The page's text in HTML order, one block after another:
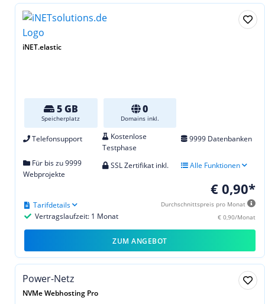
iNET.elastic
5 GB
Speicherplatz
0
Domains inkl.
Telefonsupport
Kostenlose
Testphase
9999 Datenbanken
Für bis zu 9999
Webprojekte
SSL Zertifikat inkl. Alle Funktionen
€ 0,90*
Durchschnittspreis pro Monat
€ 0,90/Monat
Vertragslaufzeit: 1 Monat
Tarifdetails
ZUM ANGEBOT
Power-Netz
NVMe Webhosting Pro